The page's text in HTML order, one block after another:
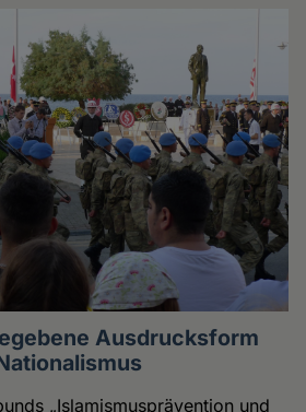
Ausdrucksform
„Islamismusprävention und